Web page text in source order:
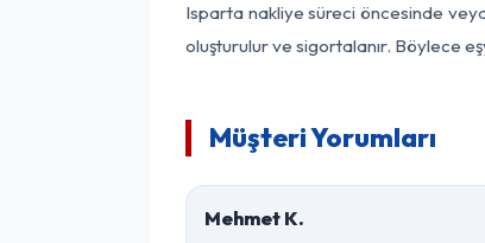
Isparta nakliye süreci öncesinde
oluşturulur ve sigortalanır. Böylece
Müşteri Yorumları
Mehmet K.